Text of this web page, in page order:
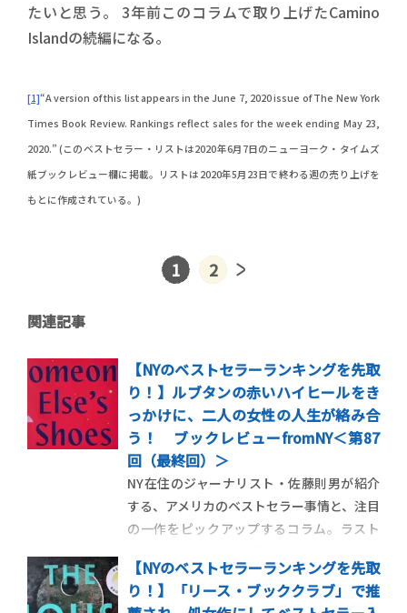
たいと思う。 3年前このコラムで取り上げたCamino
Islandの続編になる。
[1]“A version of this list appears in the June 7, 2020 issue of The New York
Times Book Review. Rankings reflect sales for the week ending May 23,
2020.” (このベストセラー・リストは2020年6月7日のニューヨーク・タイムズ
紙ブックレビュー欄に掲載。リストは2020年5月23日で終わる週の売り上げを
もとに作成されている。)
1 2
関連記事
【NYのベストセラーランキングを先取
り！】ルブタンの赤いハイヒールをき
っかけに、二人の女性の人生が絡み合
う！ ブックレビューfromNY＜第87
回（最終回）＞
NY在住のジャーナリスト・佐藤則男が紹介
する、アメリカのベストセラー事情と、注目
の一作をピックアップするコラム。ラスト
ハイヒールを軸に、女性たちの絆とパワー
を描く、ジョジョ・モイーズの最新作を紹
【NYのベストセラーランキングを先取
り！】「リース・ブッククラブ」で推